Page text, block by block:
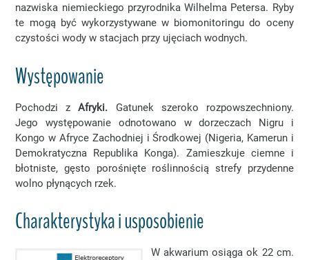
nazwiska niemieckiego przyrodnika Wilhelma Petersa. Ryby
te mogą być wykorzystywane w biomonitoringu do oceny
czystości wody w stacjach przy ujęciach wodnych.
Występowanie
Pochodzi zAfryki. Gatunek szeroko rozpowszechniony.
Jego występowanie odnotowano w dorzeczach Nigru i
Kongo w Afryce Zachodniej i Środkowej (Nigeria, Kamerun i
Demokratyczna Republika Konga). Zamieszkuje ciemne i
błotniste, gęsto porośnięte roślinnością strefy przydenne
wolno płynących rzek.
Charakterystyka i usposobienie
W akwarium osiąga ok 22 cm.